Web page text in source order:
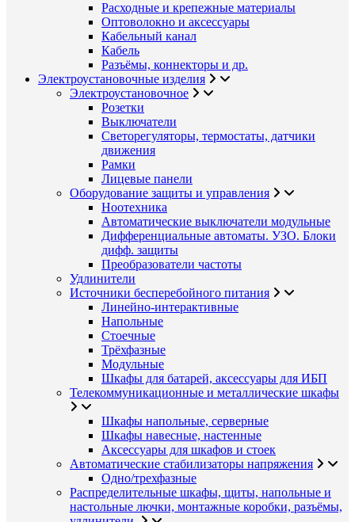
Расходные и крепежные материалы
Оптоволокно и аксессуары
Кабельный канал
Кабель
Разъёмы, коннекторы и др.
Электроустановочные изделия
Электроустановочное
Розетки
Выключатели
Светорегуляторы, термостаты, датчики
движения
Рамки
Лицевые панели
Оборудование защиты и управления
Ноотехника
Автоматические выключатели модульные
Дифференциальные автоматы. УЗО. Блоки
дифф. защиты
Преобразователи частоты
Удлинители
Источники бесперебойного питания
Линейно-интерактивные
Напольные
Стоечные
Трёхфазные
Модульные
Шкафы для батарей, аксессуары для ИБП
Телекоммуникационные и металлические шкафы
Шкафы напольные, серверные
Шкафы навесные, настенные
Аксессуары для шкафов и стоек
Автоматические стабилизаторы напряжения
Одно/трехфазные
Распределительные шкафы, щиты, напольные и
настольные лючки, монтажные коробки, разъёмы,